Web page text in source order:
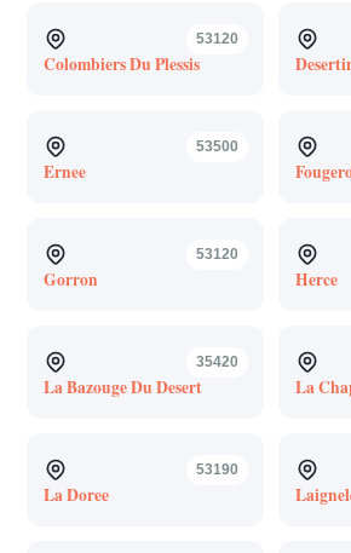
53120
Colombiers Du Plessis
53500
Ernee
53120
Gorron Herce
35420
La Bazouge Du Desert La
53190
La Doree